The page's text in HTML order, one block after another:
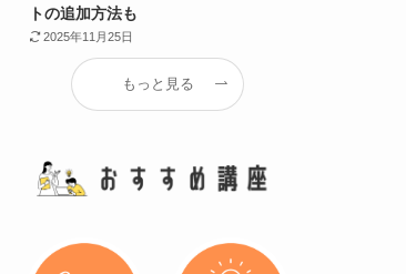
トの追加方法も
2025年11月25日
もっと見る